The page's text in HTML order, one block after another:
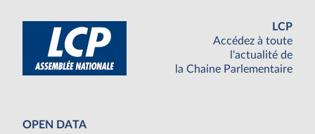
LCP
Accédez à toute
l'actualité de
la Chaine Parlementaire
OPEN DATA